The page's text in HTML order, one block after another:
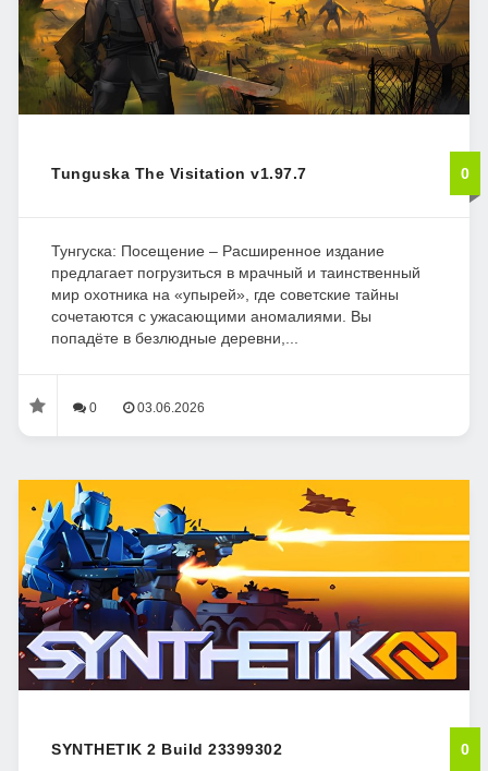
Tunguska The Visitation v1.97.7 0
Тунгуска: Посещение – Расширенное издание
предлагает погрузиться в мрачный и таинственный
мир охотника на «упырей», где советские тайны
сочетаются с ужасающими аномалиями. Вы
попадёте в безлюдные деревни,...
0 03.06.2026
SYNTHETIK 2 Build 23399302 0